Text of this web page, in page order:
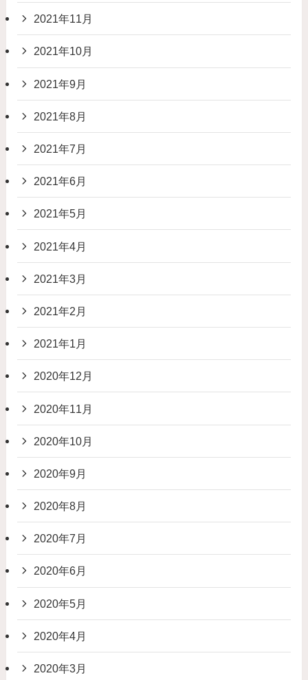
2021年11月
2021年10月
2021年9月
2021年8月
2021年7月
2021年6月
2021年5月
2021年4月
2021年3月
2021年2月
2021年1月
2020年12月
2020年11月
2020年10月
2020年9月
2020年8月
2020年7月
2020年6月
2020年5月
2020年4月
2020年3月